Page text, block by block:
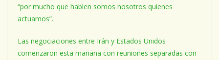
“por mucho que hablen somos nosotros quienes
actuamos”.
Las negociaciones entre Irán y Estados Unidos
comenzaron esta mañana con reuniones separadas con